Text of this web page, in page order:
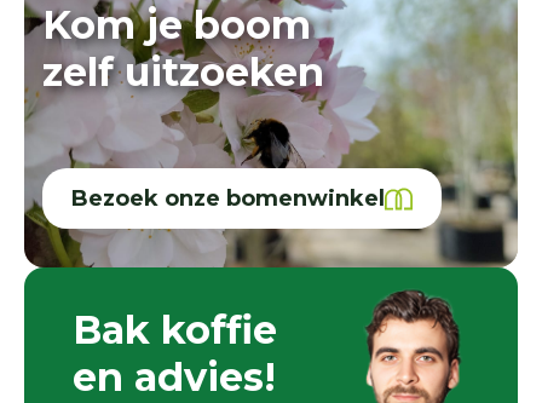
Kom je boom
zelf uitzoeken
Bezoek onze bomenwinkel
Bak koffie
en advies!